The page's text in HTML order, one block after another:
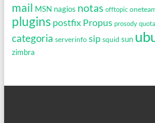
mail MSN nagios notas offtopic
plugins postfix Propus prosody quota
categoria serverinfo sip squid sun
zimbra